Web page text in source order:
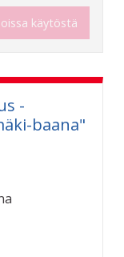
käytöstä
-
baana"